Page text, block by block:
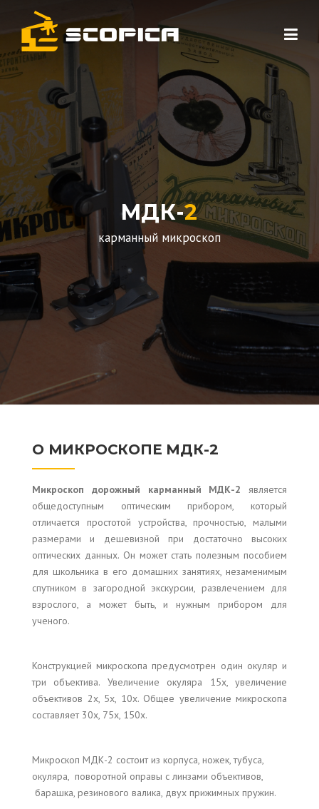
Skip to content
МДК-2
карманный микроскоп
О МИКРОСКОПЕ МДК-2
Микроскоп дорожный карманный МДК-2 является
общедоступным оптическим прибором, который
отличается простотой устройства, прочностью, малыми
размерами и дешевизной при достаточно высоких
оптических данных. Он может стать полезным пособием
для школьника в его домашних занятиях, незаменимым
спутником в загородной экскурсии, развлечением для
взрослого, а может быть, и нужным прибором для
ученого.
Конструкцией микроскопа предусмотрен один окуляр и
три объектива. Увеличение окуляра 15х, увеличение
объективов 2х, 5х, 10х. Общее увеличение микроскопа
составляет 30х, 75х, 150х.
Микроскоп МДК-2 состоит из корпуса, ножек, тубуса,
окуляра, поворотной оправы с линзами объективов,
барашка, резинового валика, двух прижимных пружин.